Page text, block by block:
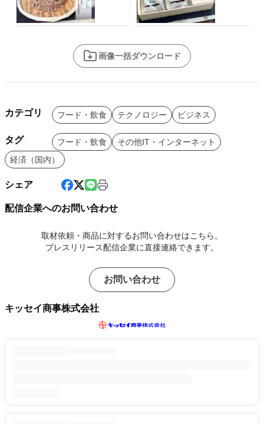
画像一括ダウンロード
カテゴリ フード・飲食 テクノロジー ビジネス
タグ フード・飲食
その他IT・インターネット
経済（国内）
シェア
配信企業へのお問い合わせ
取材依頼・商品に対するお問い合わせはこちら。
プレスリリース配信企業に直接連絡できます。
お問い合わせ
キッセイ商事株式会社